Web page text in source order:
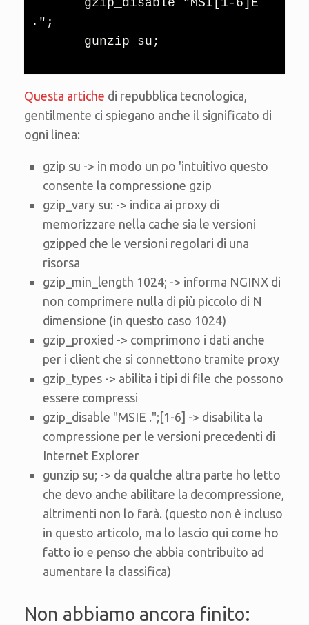
.";
       gunzip su;
Questa artiche di repubblica tecnologica,
gentilmente ci spiegano anche il significato di
ogni linea:
gzip su -> in modo un po 'intuitivo questo
consente la compressione gzip
gzip_vary su: -> indica ai proxy di
memorizzare nella cache sia le versioni
gzipped che le versioni regolari di una
risorsa
gzip_min_length 1024; -> informa NGINX di
non comprimere nulla di più piccolo di N
dimensione (in questo caso 1024)
gzip_proxied -> comprimono i dati anche
per i client che si connettono tramite proxy
gzip_types -> abilita i tipi di file che possono
essere compressi
gzip_disable "MSIE .";[1-6] -> disabilita la
compressione per le versioni precedenti di
Internet Explorer
gunzip su; -> da qualche altra parte ho letto
che devo anche abilitare la decompressione,
altrimenti non lo farà. (questo non è incluso
in questo articolo, ma lo lascio qui come ho
fatto io e penso che abbia contribuito ad
aumentare la classifica)
Non abbiamo ancora finito: